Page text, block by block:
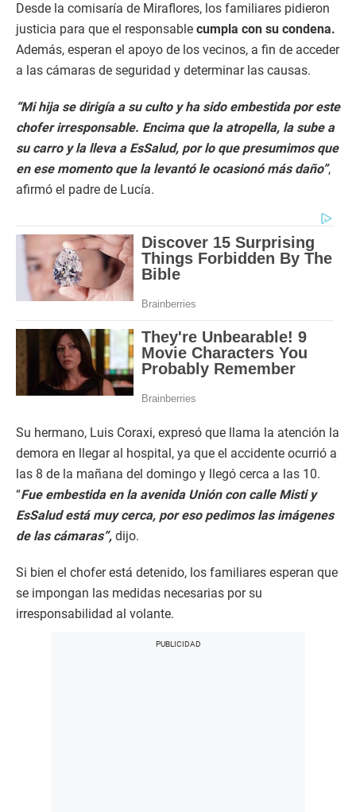
Desde la comisaría de Miraflores, los familiares pidieron
justicia para que el responsable cumpla con su condena.
Además, esperan el apoyo de los vecinos, a fin de acceder
a las cámaras de seguridad y determinar las causas.
“Mi hija se dirigía a su culto y ha sido embestida por este
chofer irresponsable. Encima que la atropella, la sube a
su carro y la lleva a EsSalud, por lo que presumimos que
en ese momento que la levantó le ocasionó más daño”,
afirmó el padre de Lucía.
Su hermano, Luis Coraxi, expresó que llama la atención la
demora en llegar al hospital, ya que el accidente ocurrió a
las 8 de la mañana del domingo y llegó cerca a las 10.
“Fue embestida en la avenida Unión con calle Misti y
EsSalud está muy cerca, por eso pedimos las imágenes
de las cámaras”, dijo.
Si bien el chofer está detenido, los familiares esperan que
se impongan las medidas necesarias por su
irresponsabilidad al volante.